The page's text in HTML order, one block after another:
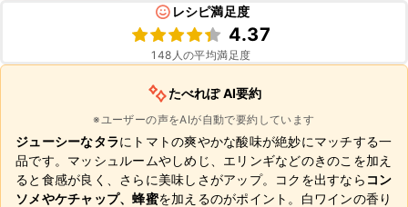
レシピ満足度
4.37
148 人の平均満足度
たべれぽ AI要約
※ユーザーの声をAIが自動で要約しています
ジューシーなタラにトマトの爽やかな酸味が絶妙にマッチする一
品です。マッシュルームやしめじ、エリンギなどのきのこを加え
ると食感が良く、さらに美味しさがアップ。コクを出すなら コン
ソメやケチャップ、蜂蜜を加えるのがポイント。白ワインの香り